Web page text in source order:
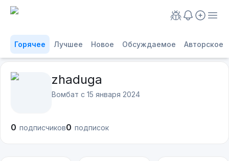
Горячее Лучшее Новое Обсуждаемое Авторское
zhaduga
Вомбат с 15 января 2024
0 подписчиков0 подписок